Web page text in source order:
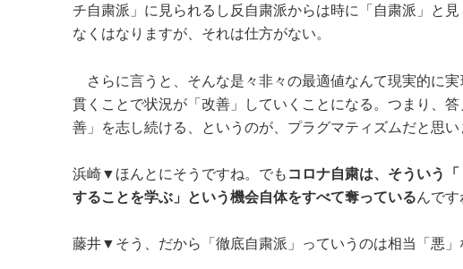
チ自粛派」に見られるし反自粛派からは時に「自粛派」と
なくはなりますが、それは仕方がない。
さらに言うと、そんな是々非々の最適値なんて現実的に
貫くことで状況が「改善」していくことになる。つまり、
善」を志し続ける、というのが、プラグマティズムだと思い
浜崎▼ほんとにそうですね。でも コロナ自粛は、そういう
することを学ぶ」という機会自体をすべて奪っているんです
藤井▼そう、だから「徹底自粛派」っていうのは相当「悪」